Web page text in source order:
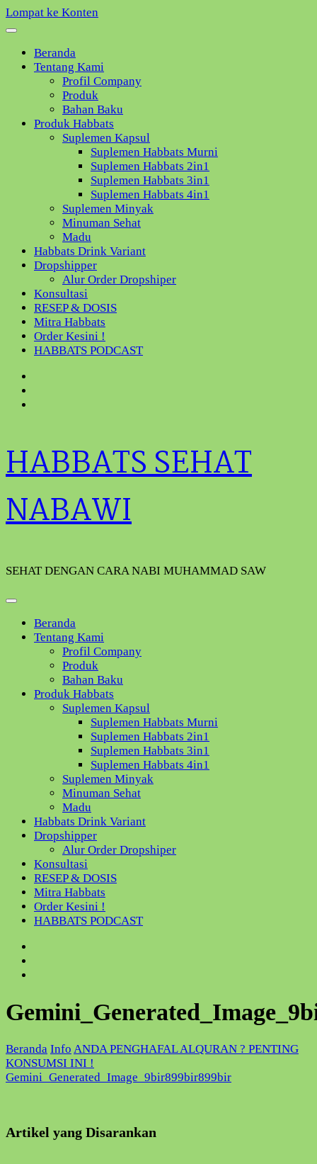
Lompat ke Konten
Beranda
Tentang Kami
Profil Company
Produk
Bahan Baku
Produk Habbats
Suplemen Kapsul
Suplemen Habbats Murni
Suplemen Habbats 2in1
Suplemen Habbats 3in1
Suplemen Habbats 4in1
Suplemen Minyak
Minuman Sehat
Madu
Habbats Drink Variant
Dropshipper
Alur Order Dropshiper
Konsultasi
RESEP & DOSIS
Mitra Habbats
Order Kesini !
HABBATS PODCAST
HABBATS SEHAT
NABAWI
SEHAT DENGAN CARA NABI MUHAMMAD SAW
Beranda
Tentang Kami
Profil Company
Produk
Bahan Baku
Produk Habbats
Suplemen Kapsul
Suplemen Habbats Murni
Suplemen Habbats 2in1
Suplemen Habbats 3in1
Suplemen Habbats 4in1
Suplemen Minyak
Minuman Sehat
Madu
Habbats Drink Variant
Dropshipper
Alur Order Dropshiper
Konsultasi
RESEP & DOSIS
Mitra Habbats
Order Kesini !
HABBATS PODCAST
Beranda Info ANDA PENGHAFAL ALQURAN ? PENTING
KONSUMSI INI !
Gemini_Generated_Image_9bir899bir899bir
Artikel yang Disarankan